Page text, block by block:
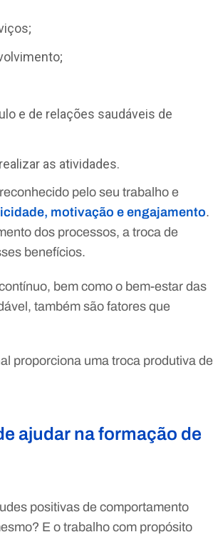
e de relações saudáveis de
as atividades.
pelo seu trabalho e
motivação e engajamento.
dos processos, a troca de
benefícios.
bem como o bem-estar das
também são fatores que
proporciona uma troca produtiva de
ajudar na formação de
positivas de comportamento
E o trabalho com propósito